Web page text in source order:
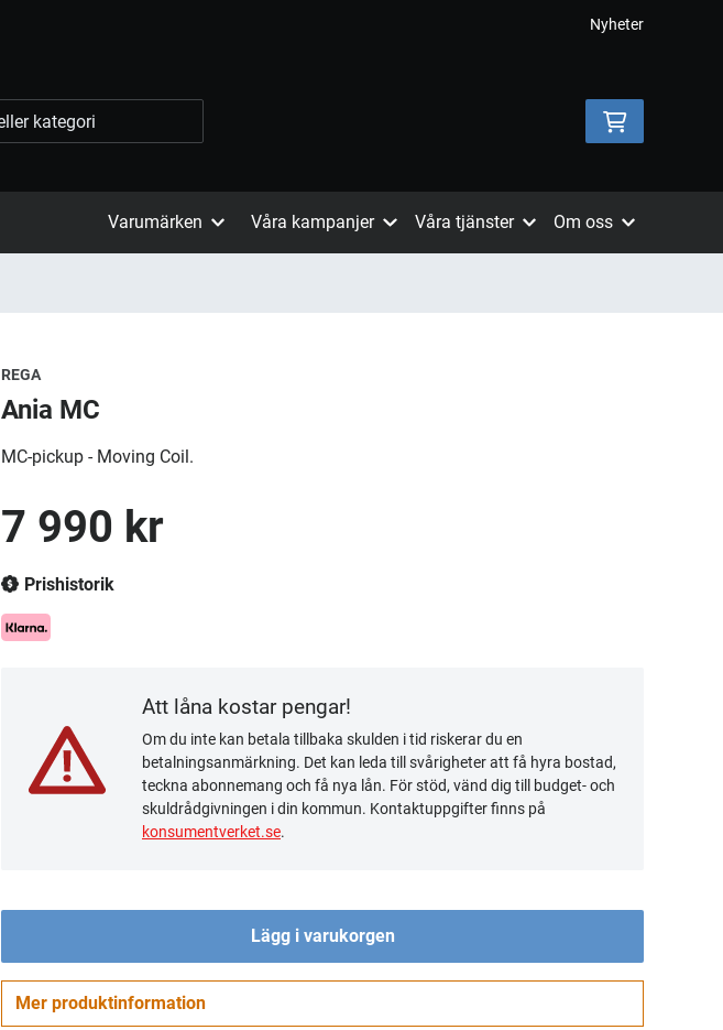
Nyheter
Varumärken Våra kampanjer Våra tjänster Om oss
REGA
Ania MC
MC-pickup - Moving Coil.
7 990 kr
Prishistorik
Att låna kostar pengar!
Om du inte kan betala tillbaka skulden i tid riskerar du en
betalningsanmärkning. Det kan leda till svårigheter att få hyra bostad,
teckna abonnemang och få nya lån. För stöd, vänd dig till budget- och
skuldrådgivningen i din kommun. Kontaktuppgifter finns på
konsumentverket.se.
Lägg i varukorgen
Mer produktinformation